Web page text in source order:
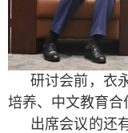
研讨会前，衣
培养、中文教育合
出席会议的还